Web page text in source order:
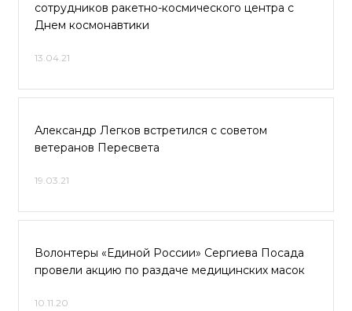
сотрудников ракетно-космического центра с
Днем космонавтики
13.04.21
Александр Легков встретился с советом
ветеранов Пересвета
19.03.21
Волонтеры «Единой России» Сергиева Посада
провели акцию по раздаче медицинских масок
10.11.20